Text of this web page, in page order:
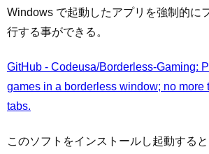
Windows で起動したアプリを強制的に
行する事ができる。
GitHub - Codeusa/Borderless-Gaming:
games in a borderless window; no more
tabs.
このソフトをインストールし起動する